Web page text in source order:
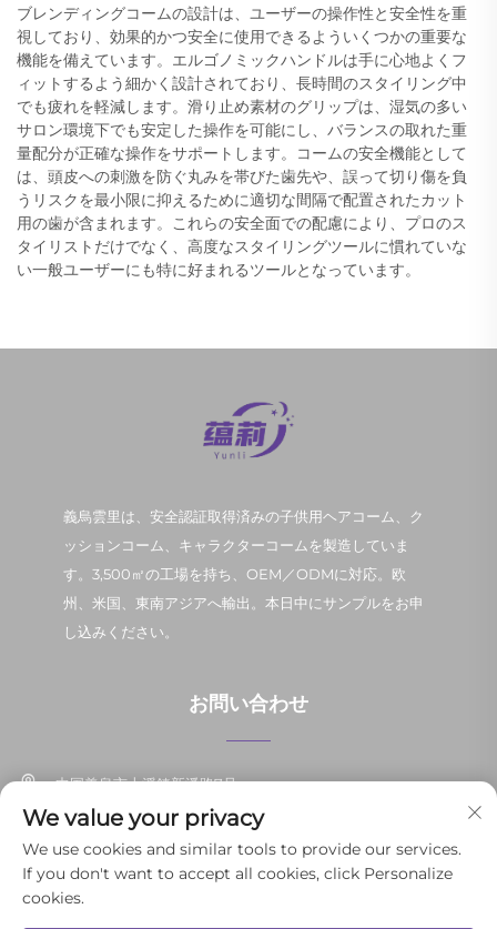
ブレンディングコームの設計は、ユーザーの操作性と安全性を重
視しており、効果的かつ安全に使用できるよういくつかの重要な
機能を備えています。エルゴノミックハンドルは手に心地よくフ
ィットするよう細かく設計されており、長時間のスタイリング中
でも疲れを軽減します。滑り止め素材のグリップは、湿気の多い
サロン環境下でも安定した操作を可能にし、バランスの取れた重
量配分が正確な操作をサポートします。コームの安全機能として
は、頭皮への刺激を防ぐ丸みを帯びた歯先や、誤って切り傷を負
うリスクを最小限に抑えるために適切な間隔で配置されたカット
用の歯が含まれます。これらの安全面での配慮により、プロのス
タイリストだけでなく、高度なスタイリングツールに慣れていな
い一般ユーザーにも特に好まれるツールとなっています。
義烏雲里は、安全認証取得済みの子供用ヘアコーム、ク
ッションコーム、キャラクターコームを製造していま
す。3,500㎡の工場を持ち、OEM／ODMに対応。欧
州、米国、東南アジアへ輸出。本日中にサンプルをお申
し込みください。
お問い合わせ
中国義烏市上溪鎮新潘路7号
+86-13037647878
[email protected]
We value your privacy
We use cookies and similar tools to provide our services.
If you don't want to accept all cookies, click Personalize
cookies.